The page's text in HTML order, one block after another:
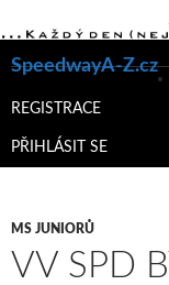
SpeedwayA-Z.cz
K
WEBU
REGISTRACE
PŘIHLÁSIT SE
MS JUNIORŮ
VV SPD